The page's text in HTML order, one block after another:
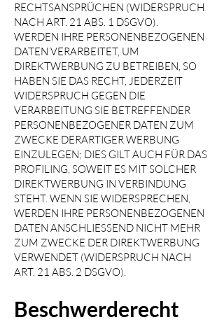
RECHTSANSPRÜCHEN (WIDERSPRUCH
NACH ART. 21 ABS. 1 DSGVO).
WERDEN IHRE PERSONENBEZOGENEN
DATEN VERARBEITET, UM
DIREKTWERBUNG ZU BETREIBEN, SO
HABEN SIE DAS RECHT, JEDERZEIT
WIDERSPRUCH GEGEN DIE
VERARBEITUNG SIE BETREFFENDER
PERSONENBEZOGENER DATEN ZUM
ZWECKE DERARTIGER WERBUNG
EINZULEGEN; DIES GILT AUCH FÜR DAS
PROFILING, SOWEIT ES MIT SOLCHER
DIREKTWERBUNG IN VERBINDUNG
STEHT. WENN SIE WIDERSPRECHEN,
WERDEN IHRE PERSONENBEZOGENEN
DATEN ANSCHLIESSEND NICHT MEHR
ZUM ZWECKE DER DIREKTWERBUNG
VERWENDET (WIDERSPRUCH NACH
ART. 21 ABS. 2 DSGVO).
Beschwerde­recht